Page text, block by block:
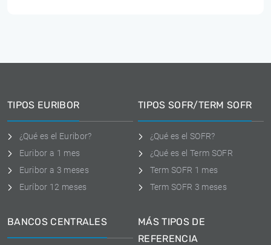
TIPOS EURIBOR
¿Qué es el Euribor?
Euribor a 1 mes
Euribor a 3 meses
Euríbor 12 meses
TIPOS SOFR/TERM SOFR
¿Qué es el SOFR?
¿Qué es el Term SOFR
Term SOFR 1 mes
Term SOFR 3 meses
BANCOS CENTRALES
MÁS TIPOS DE
REFERENCIA